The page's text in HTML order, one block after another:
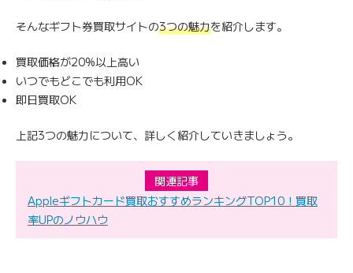
そんなギフト券買取サイトの3つの魅力を紹介します。
買取価格が20%以上高い
いつでもどこでも利用OK
即日買取OK
上記3つの魅力について、詳しく紹介していきましょう。
関連記事
Appleギフトカード買取おすすめランキングTOP10！買取
率UPのノウハウ